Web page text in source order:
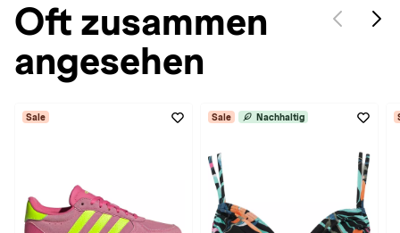
Oft zusammen
angesehen
Sale Sale Nachhaltig